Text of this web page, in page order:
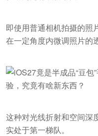
即使用普通相机拍摄的照
在一定角度内微调照片的
这种对光线折射和空间深
实处于第一梯队。